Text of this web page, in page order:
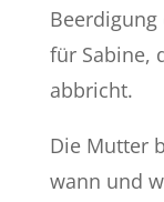
für Sabine,
abbricht.
Die Mutter
wann und